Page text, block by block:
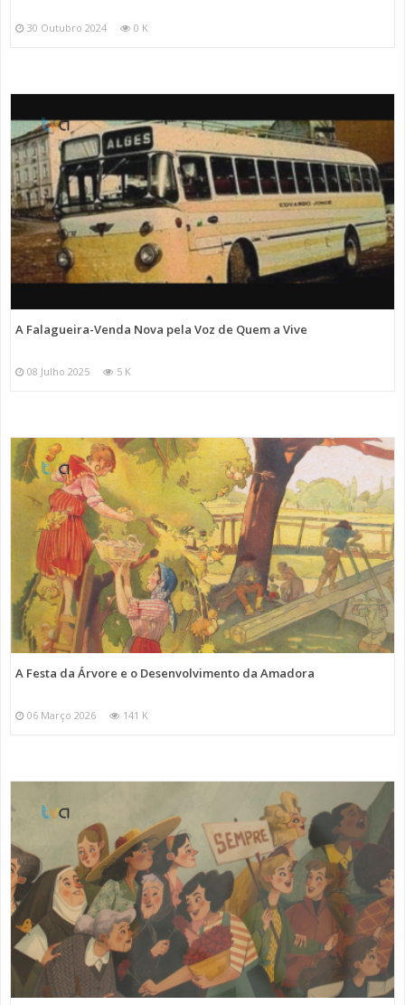
30 Outubro 2024 0 K
A Falagueira-Venda Nova pela Voz de Quem a Vive
08 Julho 2025 5 K
A Festa da Árvore e o Desenvolvimento da Amadora
06 Março 2026 141 K